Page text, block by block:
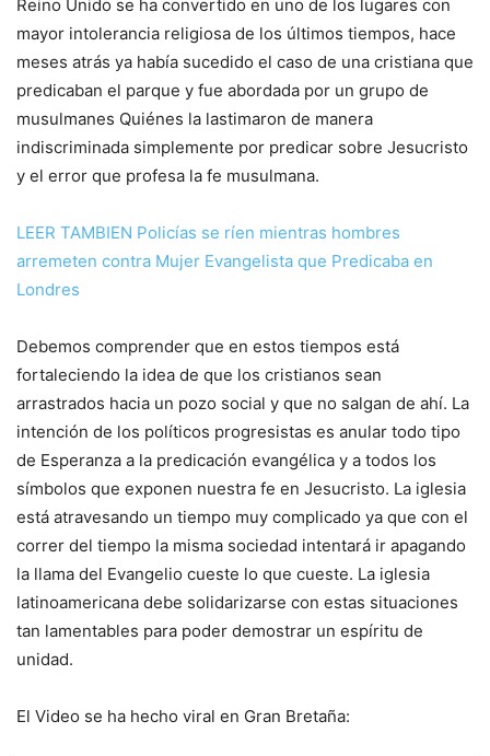
Reino Unido se ha convertido en uno de los lugares con
mayor intolerancia religiosa de los últimos tiempos, hace
meses atrás ya había sucedido el caso de una cristiana que
predicaban el parque y fue abordada por un grupo de
musulmanes Quiénes la lastimaron de manera
indiscriminada simplemente por predicar sobre Jesucristo
y el error que profesa la fe musulmana.
LEER TAMBIEN Policías se ríen mientras hombres
arremeten contra Mujer Evangelista que Predicaba en
Londres
Debemos comprender que en estos tiempos está
fortaleciendo la idea de que los cristianos sean
arrastrados hacia un pozo social y que no salgan de ahí. La
intención de los políticos progresistas es anular todo tipo
de Esperanza a la predicación evangélica y a todos los
símbolos que exponen nuestra fe en Jesucristo. La iglesia
está atravesando un tiempo muy complicado ya que con el
correr del tiempo la misma sociedad intentará ir apagando
la llama del Evangelio cueste lo que cueste. La iglesia
latinoamericana debe solidarizarse con estas situaciones
tan lamentables para poder demostrar un espíritu de
unidad.
El Video se ha hecho viral en Gran Bretaña: